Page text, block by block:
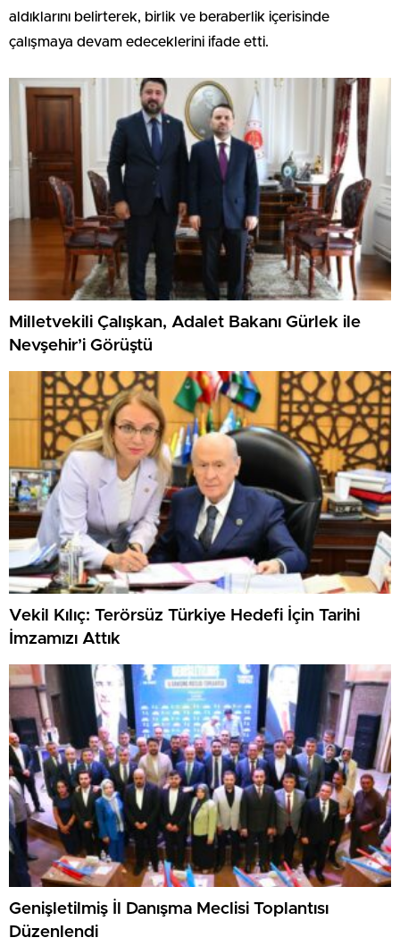
aldıklarını belirterek, birlik ve beraberlik içerisinde
çalışmaya devam edeceklerini ifade etti.
Milletvekili Çalışkan, Adalet Bakanı Gürlek ile
Nevşehir’i Görüştü
Vekil Kılıç: Terörsüz Türkiye Hedefi İçin Tarihi
İmzamızı Attık
Genişletilmiş İl Danışma Meclisi Toplantısı
Düzenlendi